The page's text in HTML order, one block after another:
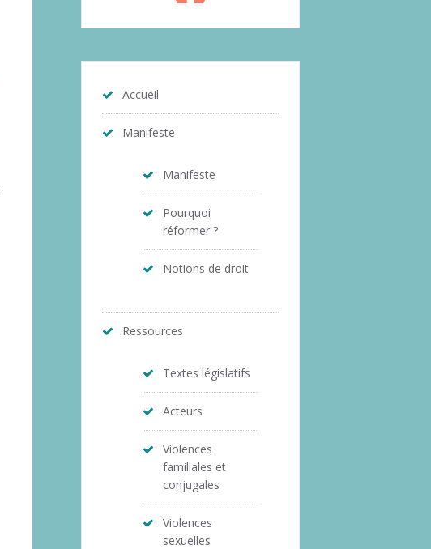
Accueil
Manifeste
Manifeste
Pourquoi
réformer ?
Notions de droit
Ressources
Textes législatifs
Acteurs
Violences
familiales et
conjugales
Violences
sexuelles